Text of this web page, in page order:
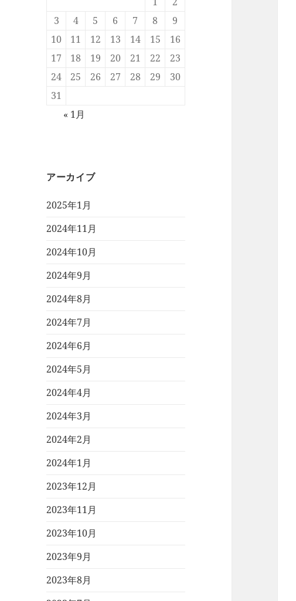
3
4 5 6 7 8
9
10
11 12 13 14 15
16
17
18 19 20 21 22
23
24
25 26 27 28 29
30
31
« 1月
アーカイブ
2025年1月
2024年11月
2024年10月
2024年9月
2024年8月
2024年7月
2024年6月
2024年5月
2024年4月
2024年3月
2024年2月
2024年1月
2023年12月
2023年11月
2023年10月
2023年9月
2023年8月